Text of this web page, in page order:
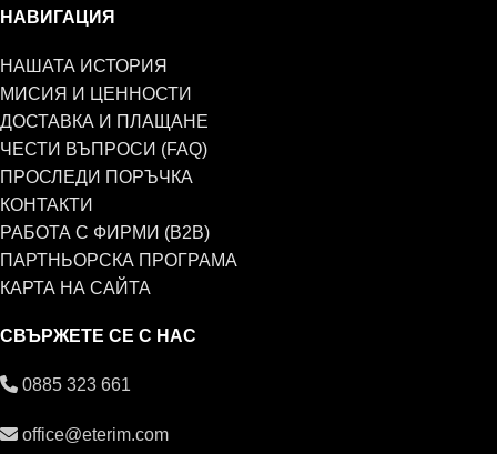
НАВИГАЦИЯ
НАШАТА ИСТОРИЯ
МИСИЯ И ЦЕННОСТИ
ДОСТАВКА И ПЛАЩАНЕ
ЧЕСТИ ВЪПРОСИ (FAQ)
ПРОСЛЕДИ ПОРЪЧКА
КОНТАКТИ
РАБОТА С ФИРМИ (B2B)
ПАРТНЬОРСКА ПРОГРАМА
КАРТА НА САЙТА
СВЪРЖЕТЕ СЕ С НАС
0885 323 661
office@eterim.com